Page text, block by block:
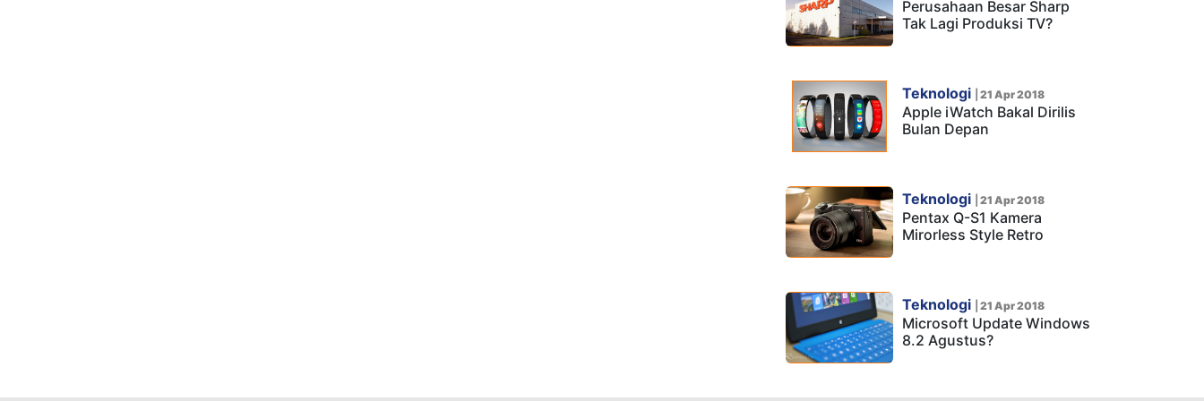
Perusahaan Besar Sharp
Tak Lagi Produksi TV?
Teknologi 21 Apr 2018
Apple iWatch Bakal Dirilis
Bulan Depan
Teknologi 21 Apr 2018
Pentax Q-S1 Kamera
Mirorless Style Retro
Teknologi 21 Apr 2018
Microsoft Update Windows
8.2 Agustus?